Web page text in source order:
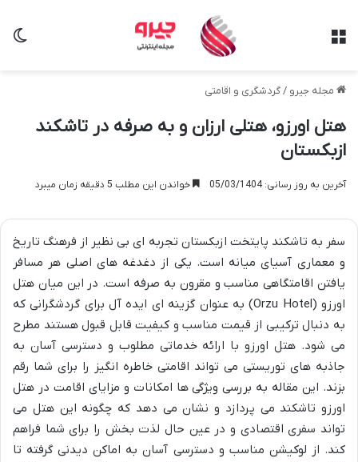
مجله جیرو /گردشگری و اقامتی
هتل اورزو، هتلی ارزان و به صرفه در تاشکند
ازبکستان
آخرین به روز رسانی: 05/03/1404 خواندن این مطلب 5 دقیقه زمان میبرد
سفر به تاشکند پایتخت ازبکستان تجربه ای بی نظیر از فرهنگ تاریخ
و معماری آسیای میانه است. یکی از دغدغه های اصلی هر مسافر
یافتن اقامتگاهی مناسب و مقرون به صرفه است. در این میان هتل
اورزو (Orzu Hotel) به عنوان گزینه ای ایده آل برای گردشگرانی که
به دنبال ترکیبی از قیمت مناسب و کیفیت قابل قبول هستند مطرح
می شود. هتل اورزو با ارائه خدماتی مطلوب و دسترسی آسان به
جاذبه های توریستی می تواند اقامتی خاطره انگیز را برای شما رقم
بزند. این مقاله به بررسی ویژگی ها امکانات و مزایای اقامت در هتل
اورزو تاشکند می پردازد و نشان می دهد که چگونه این هتل می
تواند سفری اقتصادی و در عین حال لذت بخش را برای شما فراهم
کند. از لوکیشن مناسب و دسترسی آسان به اماکن دیدنی گرفته تا